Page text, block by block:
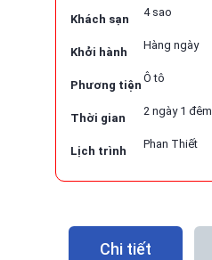
Khách sạn
4 sao
Khởi hành
Hàng ngày
Phương tiện
Ô tô
Thời gian
2 ngày 1 đêm
Lịch trình
Phan Thiết
Chi tiết